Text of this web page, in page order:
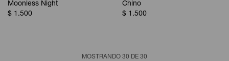
Moonless Night
$ 1.500
Chino
$ 1.500
MOSTRANDO 30 DE 30